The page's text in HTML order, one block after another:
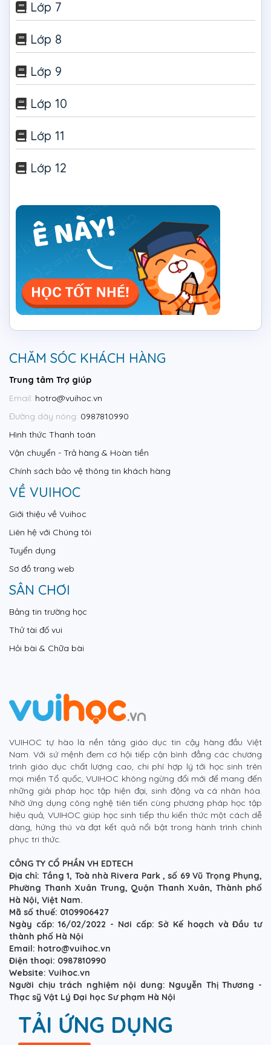
Lớp 7
Lớp 8
Lớp 9
Lớp 10
Lớp 11
Lớp 12
CHĂM SÓC KHÁCH HÀNG
Trung tâm Trợ giúp
Email: hotro@vuihoc.vn
Đường dây nóng: 0987810990
Hình thức Thanh toán
Vận chuyển - Trả hàng & Hoàn tiền
Chính sách bảo vệ thông tin khách hàng
VỀ VUIHOC
Giới thiệu về Vuihoc
Liên hệ với Chúng tôi
Tuyển dụng
Sơ đồ trang web
SÂN CHƠI
Bảng tin trường học
Thử tài đố vui
Hỏi bài & Chữa bài
VUIHOC tự hào là nền tảng giáo dục tin cậy hàng đầu Việt
Nam. Với sứ mệnh đem cơ hội tiếp cận bình đẳng các chương
trình giáo dục chất lượng cao, chi phí hợp lý tới học sinh trên
mọi miền Tổ quốc, VUIHOC không ngừng đổi mới để mang đến
những giải pháp học tập hiện đại, sinh động và cá nhân hóa.
Nhờ ứng dụng công nghệ tiên tiến cùng phương pháp học tập
hiệu quả, VUIHOC giúp học sinh tiếp thu kiến thức một cách dễ
dàng, hứng thú và đạt kết quả nổi bật trong hành trình chinh
phục tri thức.
CÔNG TY CỔ PHẦN VH EDTECH
Địa chỉ: Tầng 1, Toà nhà Rivera Park , số 69 Vũ Trọng Phụng,
Phường Thanh Xuân Trung, Quận Thanh Xuân, Thành phố
Hà Nội, Việt Nam.
Mã số thuế: 0109906427
Ngày cấp: 16/02/2022 - Nơi cấp: Sở Kế hoạch và Đầu tư
thành phố Hà Nội
Email: hotro@vuihoc.vn
Điện thoại: 0987810990
Website: Vuihoc.vn
Người chịu trách nghiệm nội dung: Nguyễn Thị Thương -
Thạc sỹ Vật Lý Đại học Sư phạm Hà Nội
TẢI ỨNG DỤNG